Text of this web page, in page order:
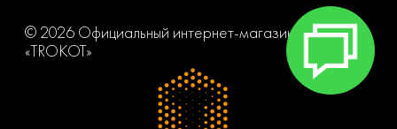
© 2026 Официальный интернет-магазин компании
«TROKOT»